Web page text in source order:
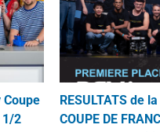
Coupe
1/2
RESULTATS de
COUPE DE